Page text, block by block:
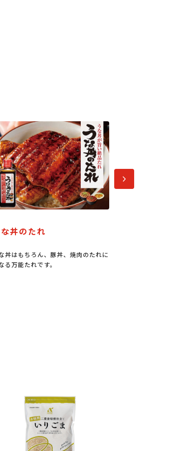
パーティーメニュー
今なら100円お買い物券進呈キャンペー
ン中！
次へ